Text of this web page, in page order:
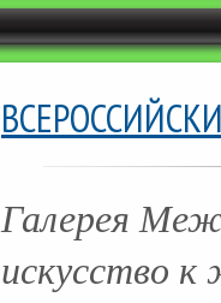
Галерея
искусство